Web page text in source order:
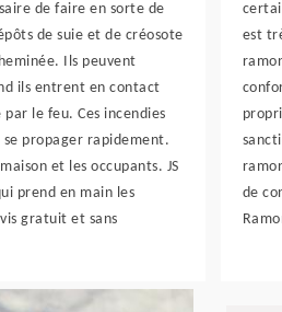
de faire en sorte de
de suie et de créosote
Ils peuvent
ils entrent en contact
le feu. Ces incendies
propager rapidement.
et les occupants. JS
prend en main les
gratuit et sans
est
de